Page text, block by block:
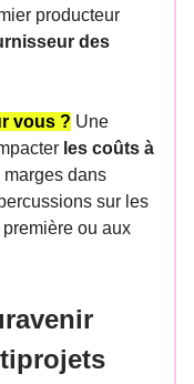
producteur
des
vous ? Une
les coûts à
dans
sur les
ou aux